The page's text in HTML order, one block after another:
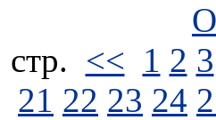
стp. << 1 2 3
21 22 23 24